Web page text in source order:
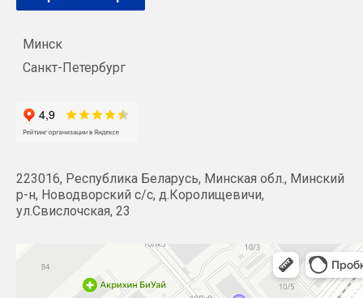
Минск
Санкт-Петербург
223016, Республика Беларусь, Минская обл., Минский
р-н, Новодворский с/с, д.Королищевичи,
ул.Свислочская, 23